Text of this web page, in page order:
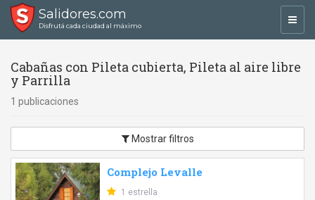
Salidores.com
Disfrutá cada ciudad al máximo
Cabañas con Pileta cubierta, Pileta al aire libre
y Parrilla
1 publicaciones
Mostrar filtros
Complejo Levalle
1 estrella